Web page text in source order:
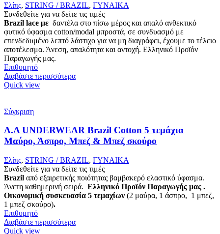
Σλίπς, STRING / BRAZIL, ΓΥΝΑΙΚΑ
Συνδεθείτε για να δείτε τις τιμές
Brazil lace με δαντέλα στο πίσω μέρος και απαλό ανθεκτικό
φυτικό ύφασμα cotton/modal μπροστά, σε συνδυασμό με
επενδεδυμένο λεπτό λάστιχο για να μη διαγράφει, έχουμε το τέλειο
αποτέλεσμα. Άνεση, απαλότητα και αντοχή. Ελληνικό Προϊόν
Παραγωγής μας.
Επιθυμητό
Διαβάστε περισσότερα
Quick view
Σύγκριση
Α.A UNDERWEAR Brazil Cotton 5 τεμάχια
Μαύρο, Άσπρο, Μπεζ & Μπεζ σκούρο
Σλίπς, STRING / BRAZIL, ΓΥΝΑΙΚΑ
Συνδεθείτε για να δείτε τις τιμές
Brazil από εξαιρετικής ποιότητας βαμβακερό ελαστικό ύφασμα.
Άνετη καθημερινή σειρά. Ελληνικό Προϊόν Παραγωγής μας .
Οικονομική συσκευασία 5 τεμαχίων (2 μαύρα, 1 άσπρο, 1 μπεζ,
1 μπεζ σκούρο).
Επιθυμητό
Διαβάστε περισσότερα
Quick view